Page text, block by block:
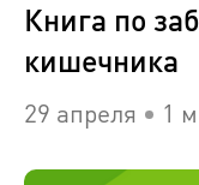
Книга по
кишечника
29 апреля 1